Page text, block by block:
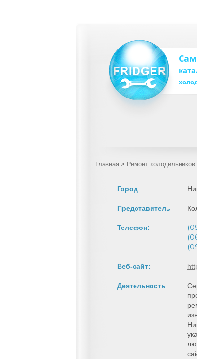
Главная > Ремонт
Город
Представитель
Телефон:
Веб-сайт:
Деятельность